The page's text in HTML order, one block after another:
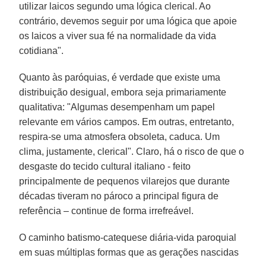
utilizar laicos segundo uma lógica clerical. Ao
contrário, devemos seguir por uma lógica que apoie
os laicos a viver sua fé na normalidade da vida
cotidiana".
Quanto às paróquias, é verdade que existe uma
distribuição desigual, embora seja primariamente
qualitativa: "Algumas desempenham um papel
relevante em vários campos. Em outras, entretanto,
respira-se uma atmosfera obsoleta, caduca. Um
clima, justamente, clerical". Claro, há o risco de que o
desgaste do tecido cultural italiano - feito
principalmente de pequenos vilarejos que durante
décadas tiveram no pároco a principal figura de
referência – continue de forma irrefreável.
O caminho batismo-catequese diária-vida paroquial
em suas múltiplas formas que as gerações nascidas